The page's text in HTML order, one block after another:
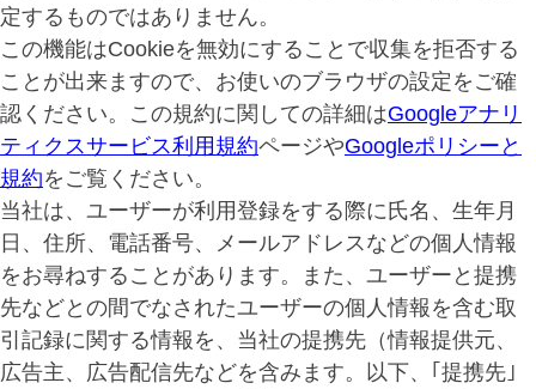
定するものではありません。
この機能はCookieを無効にすることで収集を拒否する
ことが出来ますので、お使いのブラウザの設定をご確
認ください。この規約に関しての詳細はGoogleアナリ
ティクスサービス利用規約ページやGoogleポリシーと
規約をご覧ください。
当社は、ユーザーが利用登録をする際に氏名、生年月
日、住所、電話番号、メールアドレスなどの個人情報
をお尋ねすることがあります。また、ユーザーと提携
先などとの間でなされたユーザーの個人情報を含む取
引記録に関する情報を、当社の提携先（情報提供元、
広告主、広告配信先などを含みます。以下、｢提携先｣